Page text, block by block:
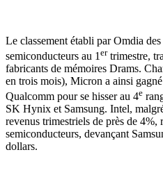
Le classement établi par Omdia
semiconducteurs au 1 ertrimestre,
fabricants de mémoires Drams.
en trois mois), Micron a ainsi
Qualcomm pour se hisser au 4e
SK Hynix et Samsung. Intel,
revenus trimestriels de près de 4%,
semiconducteurs, devançant
dollars.